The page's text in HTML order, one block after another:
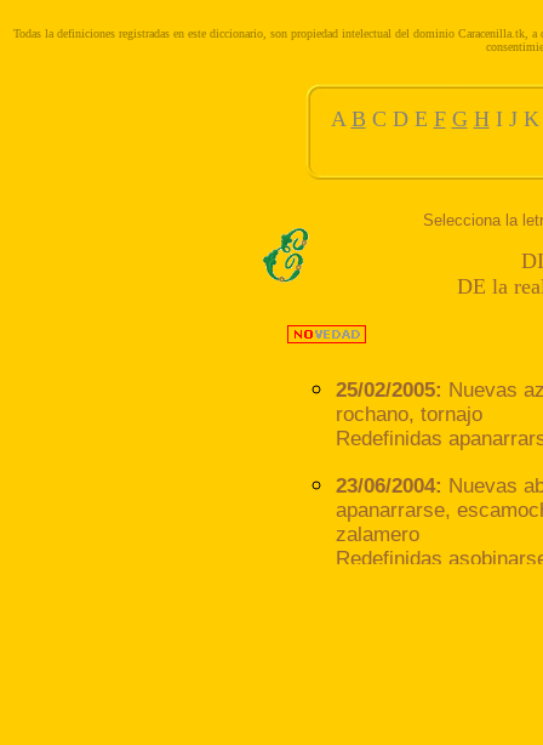
Todas la definiciones registradas en este diccionario, son propiedad intelectual del dominio Caracenilla.tk,
A B C D E F G H I JK